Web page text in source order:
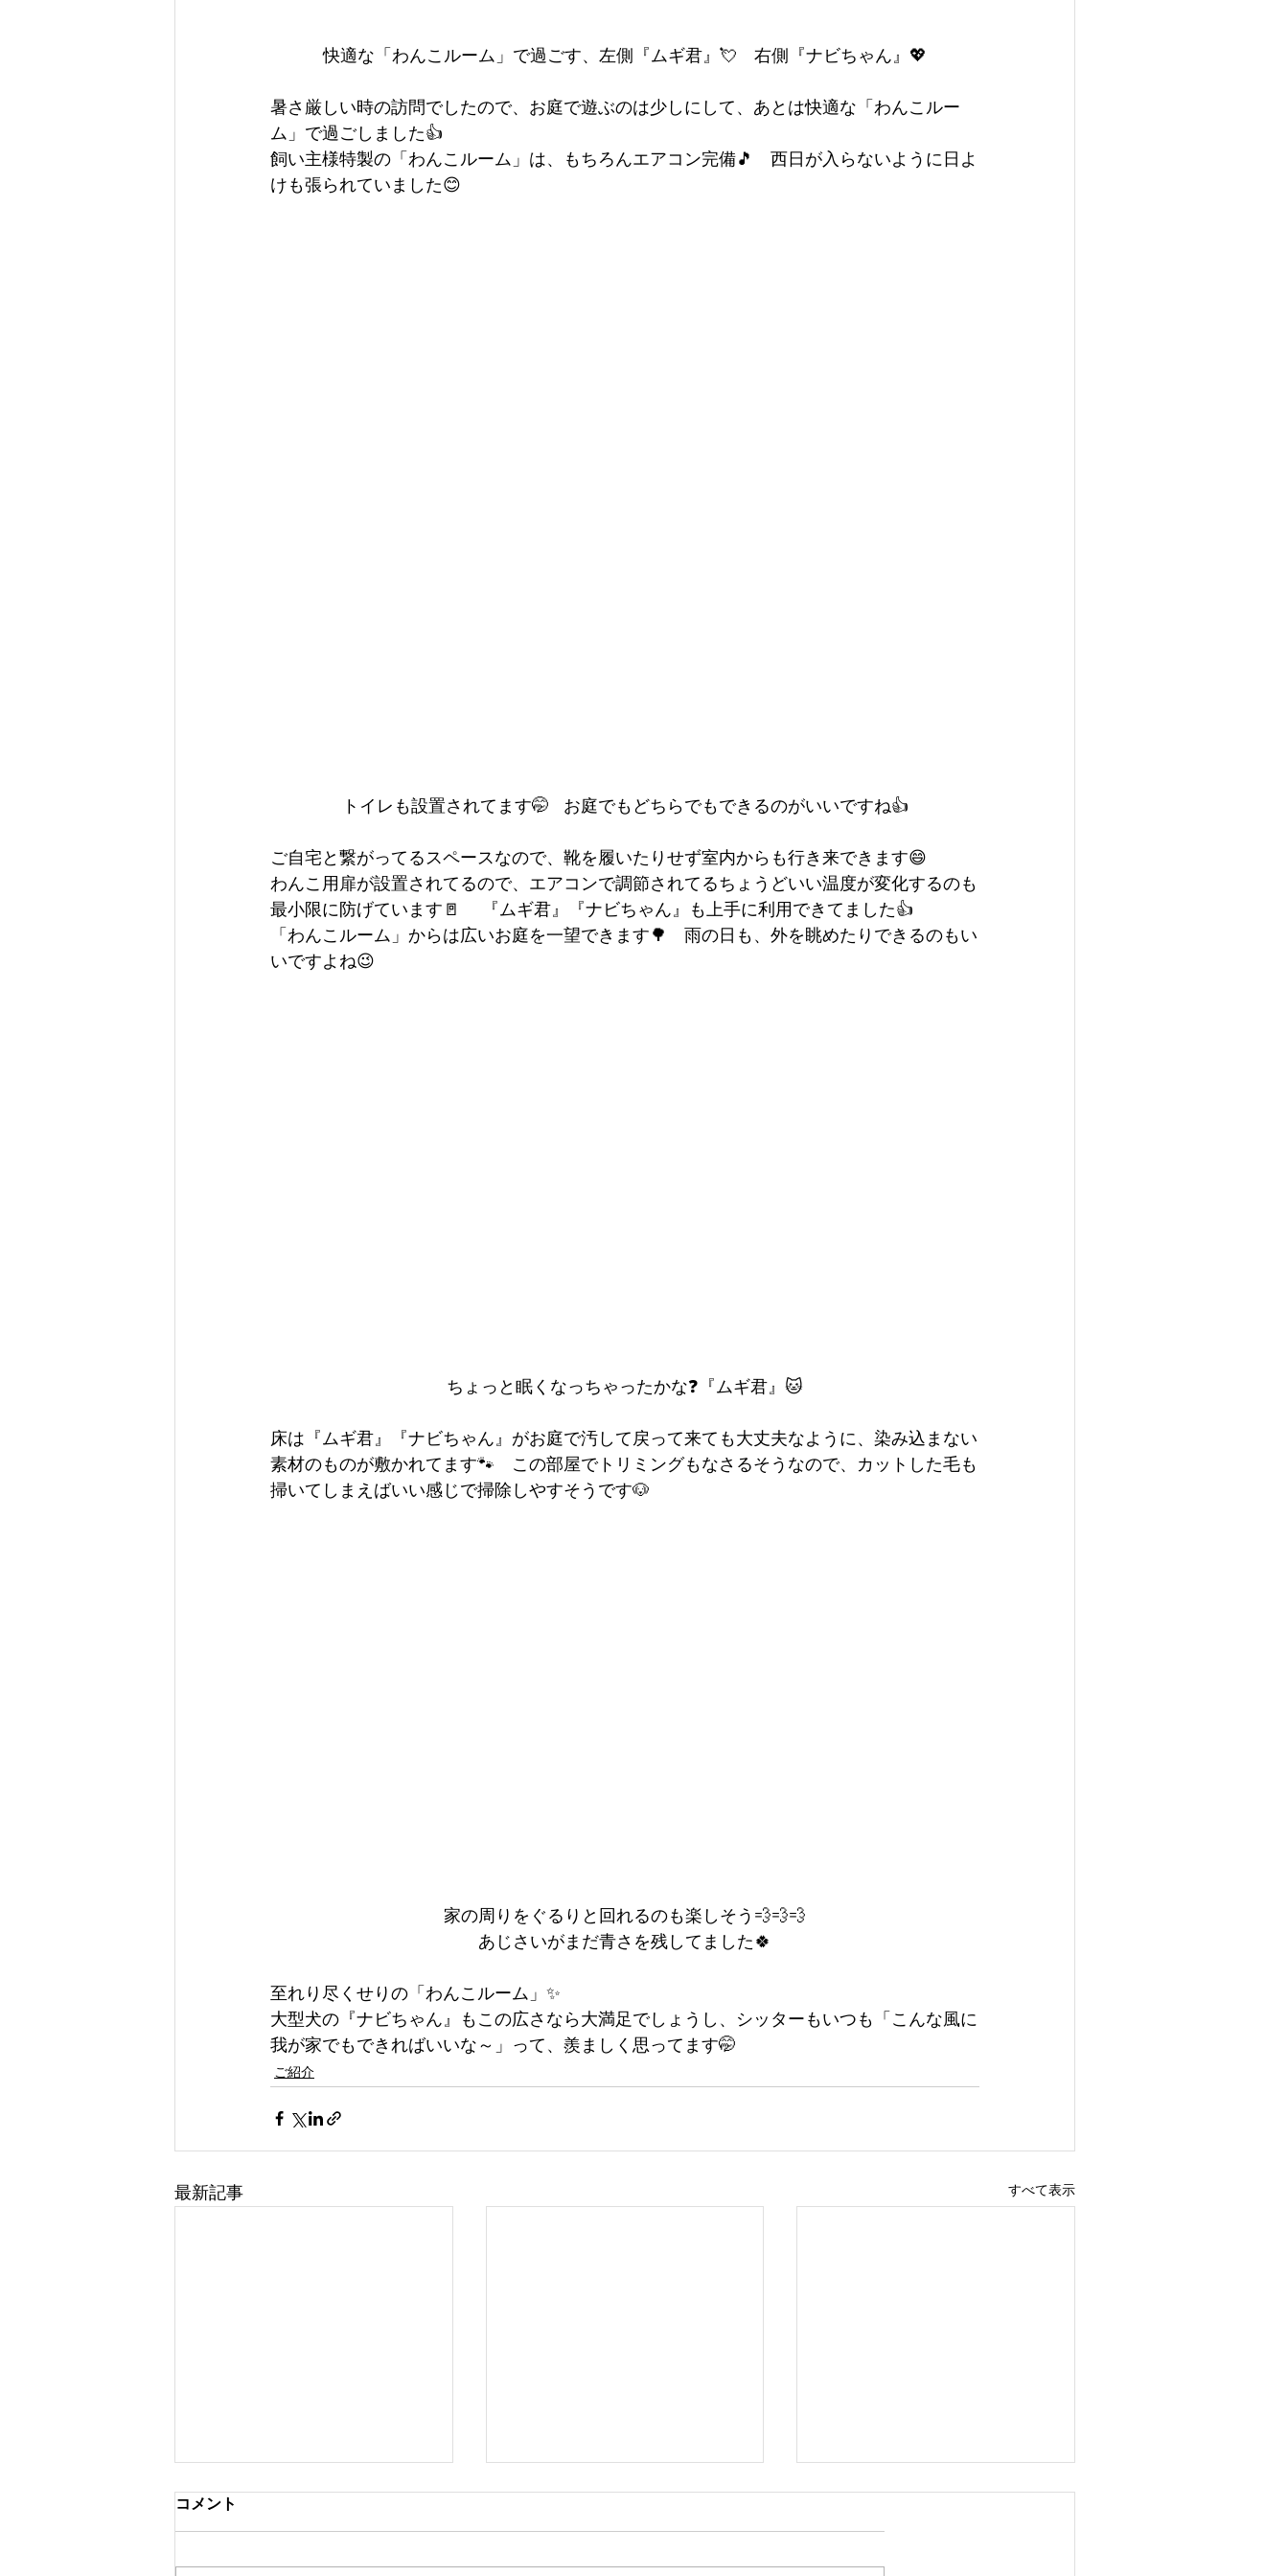
快適な「わんこルーム」で過ごす、左側『ムギ君』💘　右側『ナビちゃん』💖
暑さ厳しい時の訪問でしたので、お庭で遊ぶのは少しにして、あとは快適な「わんこルー
ム」で過ごしました👍
飼い主様特製の「わんこルーム」は、もちろんエアコン完備🎵　西日が入らないように日よ
けも張られていました😊
トイレも設置されてます🤭   お庭でもどちらでもできるのがいいですね👍
ご自宅と繋がってるスペースなので、靴を履いたりせず室内からも行き来できます😄
わんこ用扉が設置されてるので、エアコンで調節されてるちょうどいい温度が変化するのも
最小限に防げています🚪 　『ムギ君』『ナビちゃん』も上手に利用できてました👍
「わんこルーム」からは広いお庭を一望できます🌳　雨の日も、外を眺めたりできるのもい
いですよね😉
ちょっと眠くなっちゃったかな❓『ムギ君』🐱
床は『ムギ君』『ナビちゃん』がお庭で汚して戻って来ても大丈夫なように、染み込まない
素材のものが敷かれてます🐾　この部屋でトリミングもなさるそうなので、カットした毛も
掃いてしまえばいい感じで掃除しやすそうです🐶
家の周りをぐるりと回れるのも楽しそう💨💨💨
あじさいがまだ青さを残してました🍀
至れり尽くせりの「わんこルーム」✨
大型犬の『ナビちゃん』もこの広さなら大満足でしょうし、シッターもいつも「こんな風に
我が家でもできればいいな～」って、羨ましく思ってます🤭
ご紹介
最新記事 すべて表示
コメント